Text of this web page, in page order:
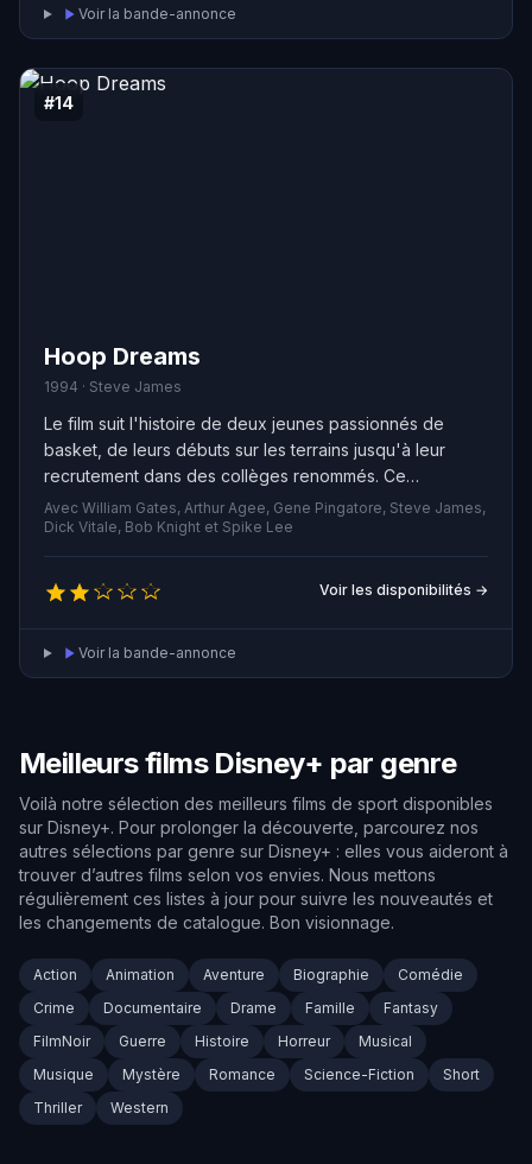
sauver sa mère de la mort ?
Voir la bande-annonce
#14
Hoop Dreams
1994 · Steve James
Le film suit l'histoire de deux jeunes passionnés de
basket, de leurs débuts sur les terrains jusqu'à leur
recrutement dans des collèges renommés. Ce
documentaire offre un aperçu sur les sacrifices, les
défis et les choix décisifs que doivent faire les athlètes
en herbe afin de réaliser leur rêve de devenir des
joueurs professionnels.
Avec William Gates, Arthur Agee, Gene Pingatore, Steve James,
Dick Vitale, Bob Knight et Spike Lee
Voir les disponibilités →
Voir la bande-annonce
Meilleurs films Disney+ par genre
Voilà notre sélection des meilleurs films de sport disponibles
sur Disney+. Pour prolonger la découverte, parcourez nos
autres sélections par genre sur Disney+ : elles vous aideront à
trouver d’autres films selon vos envies. Nous mettons
régulièrement ces listes à jour pour suivre les nouveautés et
les changements de catalogue. Bon visionnage.
Action Animation Aventure Biographie
Comédie
Crime
Documentaire Drame Famille
Fantasy
FilmNoir
Guerre Histoire Horreur
Musical
Musique
Mystère Romance Science-Fiction
Short
Thriller
Western